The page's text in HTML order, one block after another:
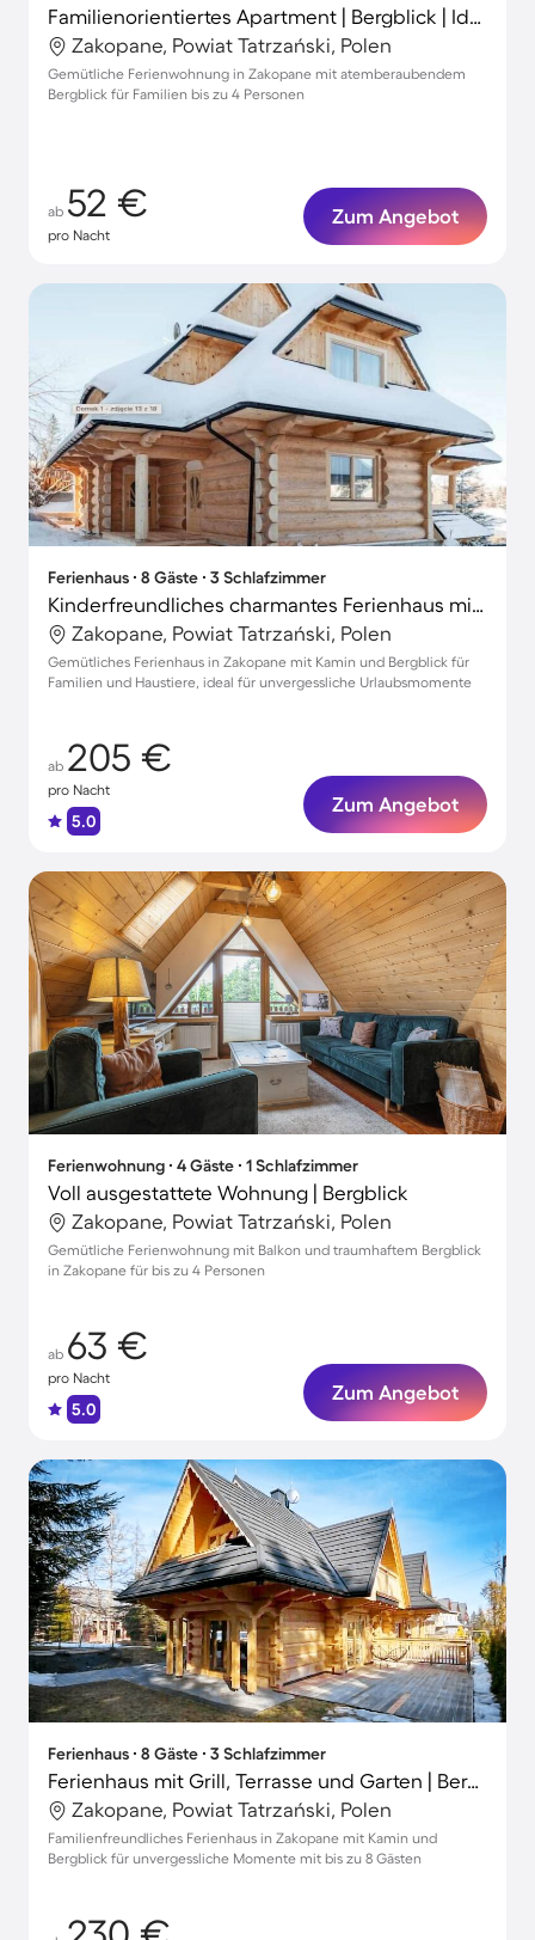
Familienorientiertes Apartment | Bergblick | Ideal für Homeoffice
Zakopane, Powiat Tatrzański, Polen
Gemütliche Ferienwohnung in Zakopane mit atemberaubendem
Bergblick für Familien bis zu 4 Personen
ab 52 €
pro Nacht
Zum Angebot
Ferienhaus ∙ 8 Gäste ∙ 3 Schlafzimmer
Kinderfreundliches charmantes Ferienhaus mit Grill, Garten und Terrasse | Bergblick | Hunde erlaubt
Zakopane, Powiat Tatrzański, Polen
Gemütliches Ferienhaus in Zakopane mit Kamin und Bergblick für
Familien und Haustiere, ideal für unvergessliche Urlaubsmomente
ab 205 €
pro Nacht
5.0
Zum Angebot
Ferienwohnung ∙ 4 Gäste ∙ 1 Schlafzimmer
Voll ausgestattete Wohnung | Bergblick
Zakopane, Powiat Tatrzański, Polen
Gemütliche Ferienwohnung mit Balkon und traumhaftem Bergblick
in Zakopane für bis zu 4 Personen
ab 63 €
pro Nacht
5.0
Zum Angebot
Ferienhaus ∙ 8 Gäste ∙ 3 Schlafzimmer
Ferienhaus mit Grill, Terrasse und Garten | Bergblick
Zakopane, Powiat Tatrzański, Polen
Familienfreundliches Ferienhaus in Zakopane mit Kamin und
Bergblick für unvergessliche Momente mit bis zu 8 Gästen